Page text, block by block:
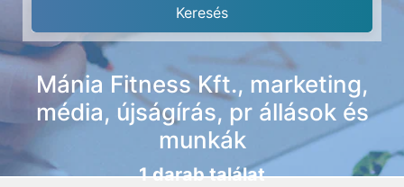
Mánia Fitness Kft., marketing,
média, újságírás, pr állások és
munkák
1 darab találat